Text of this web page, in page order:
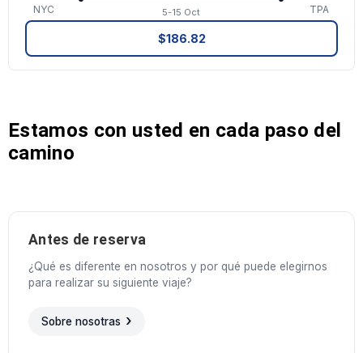
NYC 5-15 Oct TPA
$186.82
Estamos con usted en cada paso del
camino
Antes de reserva
¿Qué es diferente en nosotros y por qué puede elegirnos
para realizar su siguiente viaje?
Sobre nosotras